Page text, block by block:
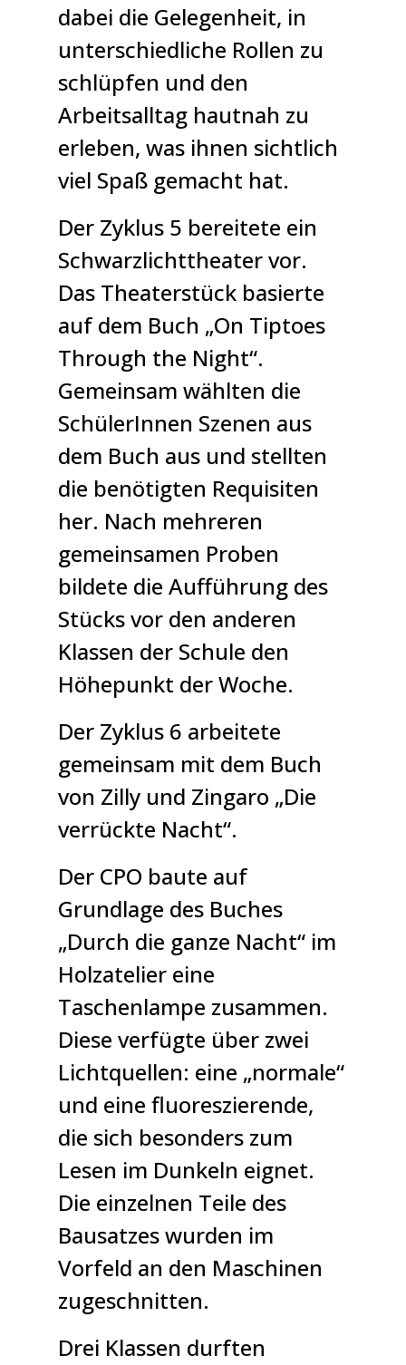
dabei die Gelegenheit, in
unterschiedliche Rollen zu
schlüpfen und den
Arbeitsalltag hautnah zu
erleben, was ihnen sichtlich
viel Spaß gemacht hat.
Der Zyklus 5 bereitete ein
Schwarzlichttheater vor.
Das Theaterstück basierte
auf dem Buch „On Tiptoes
Through the Night“.
Gemeinsam wählten die
SchülerInnen Szenen aus
dem Buch aus und stellten
die benötigten Requisiten
her. Nach mehreren
gemeinsamen Proben
bildete die Aufführung des
Stücks vor den anderen
Klassen der Schule den
Höhepunkt der Woche.
Der Zyklus 6 arbeitete
gemeinsam mit dem Buch
von Zilly und Zingaro „Die
verrückte Nacht“.
Der CPO baute auf
Grundlage des Buches
„Durch die ganze Nacht“ im
Holzatelier eine
Taschenlampe zusammen.
Diese verfügte über zwei
Lichtquellen: eine „normale“
und eine fluoreszierende,
die sich besonders zum
Lesen im Dunkeln eignet.
Die einzelnen Teile des
Bausatzes wurden im
Vorfeld an den Maschinen
zugeschnitten.
Drei Klassen durften